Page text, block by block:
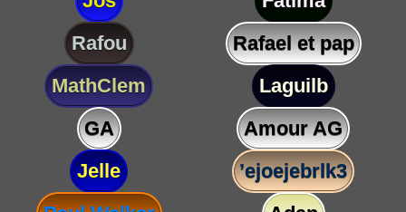
Rafou
Rafael et pap
MathClem
Laguilb
GA
Amour AG
Jelle
’ejoejebrlk3